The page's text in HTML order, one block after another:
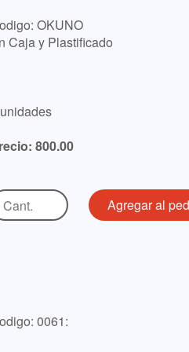
OKUNO
Caja y Plastificado
800.00
0061: